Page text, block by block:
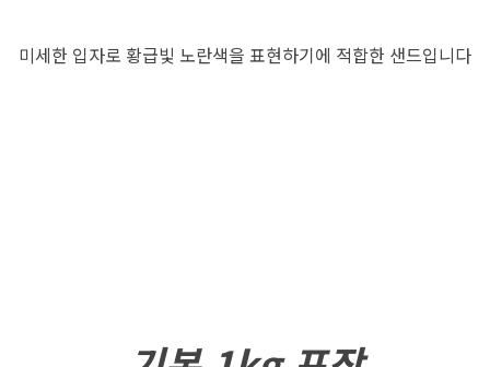
미세한 입자로 황급빛 노란색을 표현하기에 적합한 샌드입니다